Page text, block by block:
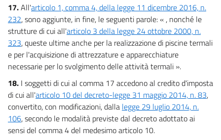
17.All'articolo 1, comma 4, della legge 11 dicembre 2016, n.
232, sono aggiunte, in fine, le seguenti parole: « , nonché le
strutture di cui all'articolo 3 della legge 24 ottobre 2000, n.
323, queste ultime anche per la realizzazione di piscine termali
e per l'acquisizione di attrezzature e apparecchiature
necessarie per lo svolgimento delle attività termali ».
18. I soggetti di cui al comma 17 accedono al credito d'imposta
di cui all'articolo 10 del decreto-legge 31 maggio 2014, n. 83,
convertito, con modificazioni, dalla legge 29 luglio 2014, n.
106, secondo le modalità previste dal decreto adottato ai
sensi del comma 4 del medesimo articolo 10.